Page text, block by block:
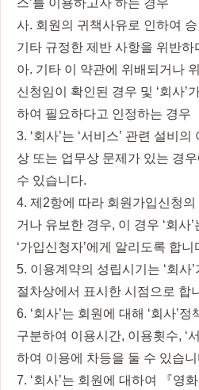
스’를 이용하고자 하는 경우
사. 회원의 귀책사유로 인하여
기타 규정한 제반 사항을 위반하
아. 기타 이 약관에 위배되거나
신청임이 확인된 경우 및 ‘회사’
하여 필요하다고 인정하는 경우
3. ‘회사’는 ‘서비스’ 관련 설비
상 또는 업무상 문제가 있는 경
수 있습니다.
4. 제2항에 따라 회원가입신청
거나 유보한 경우, 이 경우 ‘회사
‘가입신청자’에게 알리도록 합니
5. 이용계약의 성립시기는 ‘회사
절차상에서 표시한 시점으로 합
6. ‘회사’는 회원에 대해 ‘회사’
구분하여 이용시간, 이용횟수, ‘
하여 이용에 차등을 둘 수 있습니
7. ‘회사’는 회원에 대하여 『영